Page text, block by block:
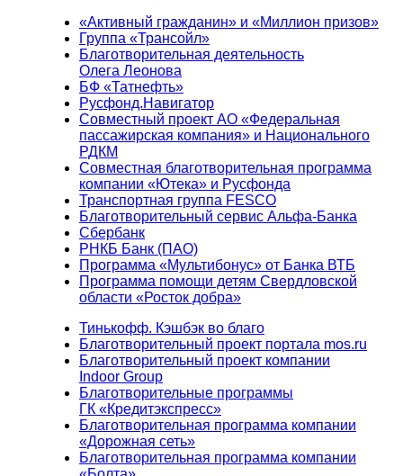
«Активный гражданин» и «Миллион призов»
Группа «Трансойл»
Благотворительная деятельность
Олега Леонова
БФ «Татнефть»
Русфонд.Навигатор
Совместный проект АО «Федеральная
пассажирская компания» и Национального
РДКМ
Совместная благотворительная программа
компании «Ютека» и Русфонда
Транспортная группа FESCO
Благотворительный сервис Альфа-Банка
Сбербанк
РНКБ Банк (ПАО)
Программа «Мультибонус» от Банка ВТБ
Программа помощи детям Свердловской
области «Росток добра»
Тинькофф. Кэшбэк во благо
Благотворительный проект портала mos.ru
Благотворительный проект компании
Indoor Group
Благотворительные программы
ГК «Кредитэкспресс»
Благотворительная программа компании
«Дорожная сеть»
Благотворительная программа компании